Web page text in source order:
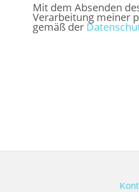
Mit dem Absenden
Verarbeitung meiner
gemäß der